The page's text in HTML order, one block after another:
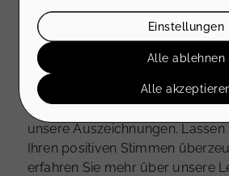
gepflegt
saniert
Neubau
Bin mir nicht sicher
PLZ
Das sagenunsere
Düsseltal & der Region
Zufriedene Kunden sind unser
Hier finden Sie Bewertungen
unsere Auszeichnungen. Lassen
Ihren positiven Stimmen
erfahren Sie mehr über unsere
Einstellungen
Alle ablehnen
Alle